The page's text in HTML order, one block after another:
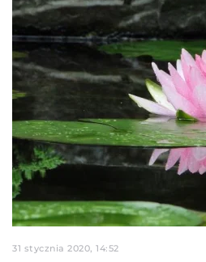
31 stycznia 2020, 14:52